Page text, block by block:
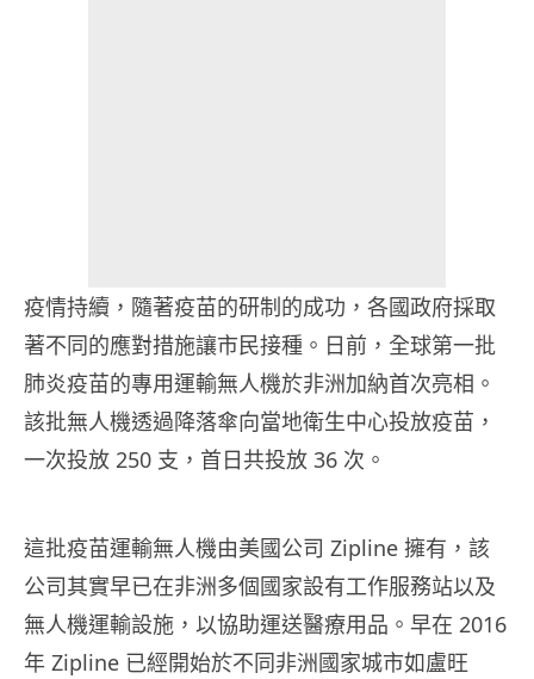
疫情持續，隨著疫苗的研制的成功，各國政府採取
著不同的應對措施讓市民接種。日前，全球第一批
肺炎疫苗的專用運輸無人機於非洲加納首次亮相。
該批無人機透過降落傘向當地衛生中心投放疫苗，
一次投放 250 支，首日共投放 36 次。
這批疫苗運輸無人機由美國公司 Zipline 擁有，該
公司其實早已在非洲多個國家設有工作服務站以及
無人機運輸設施，以協助運送醫療用品。早在 2016
年 Zipline 已經開始於不同非洲國家城市如盧旺